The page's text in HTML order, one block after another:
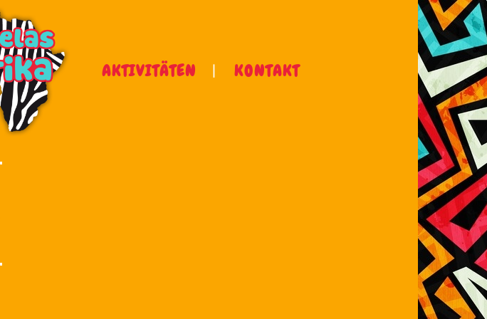
AKTIVITÄTEN KONTAKT